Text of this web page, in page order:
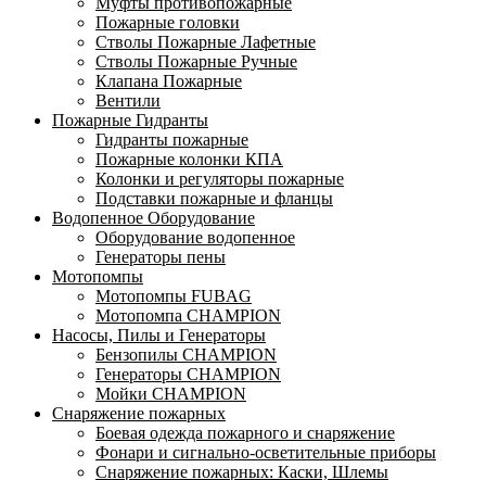
Пожарные головки
Стволы Пожарные Лафетные
Стволы Пожарные Ручные
Клапана Пожарные
Вентили
Пожарные Гидранты
Гидранты пожарные
Пожарные колонки КПА
Колонки и регуляторы пожарные
Подставки пожарные и фланцы
Водопенное Оборудование
Оборудование водопенное
Генераторы пены
Мотопомпы
Мотопомпы FUBAG
Мотопомпа CHAMPION
Насосы, Пилы и Генераторы
Бензопилы CHAMPION
Генераторы CHAMPION
Мойки CHAMPION
Снаряжение пожарных
Боевая одежда пожарного и снаряжение
Фонари и сигнально-осветительные приборы
Снаряжение пожарных: Каски, Шлемы